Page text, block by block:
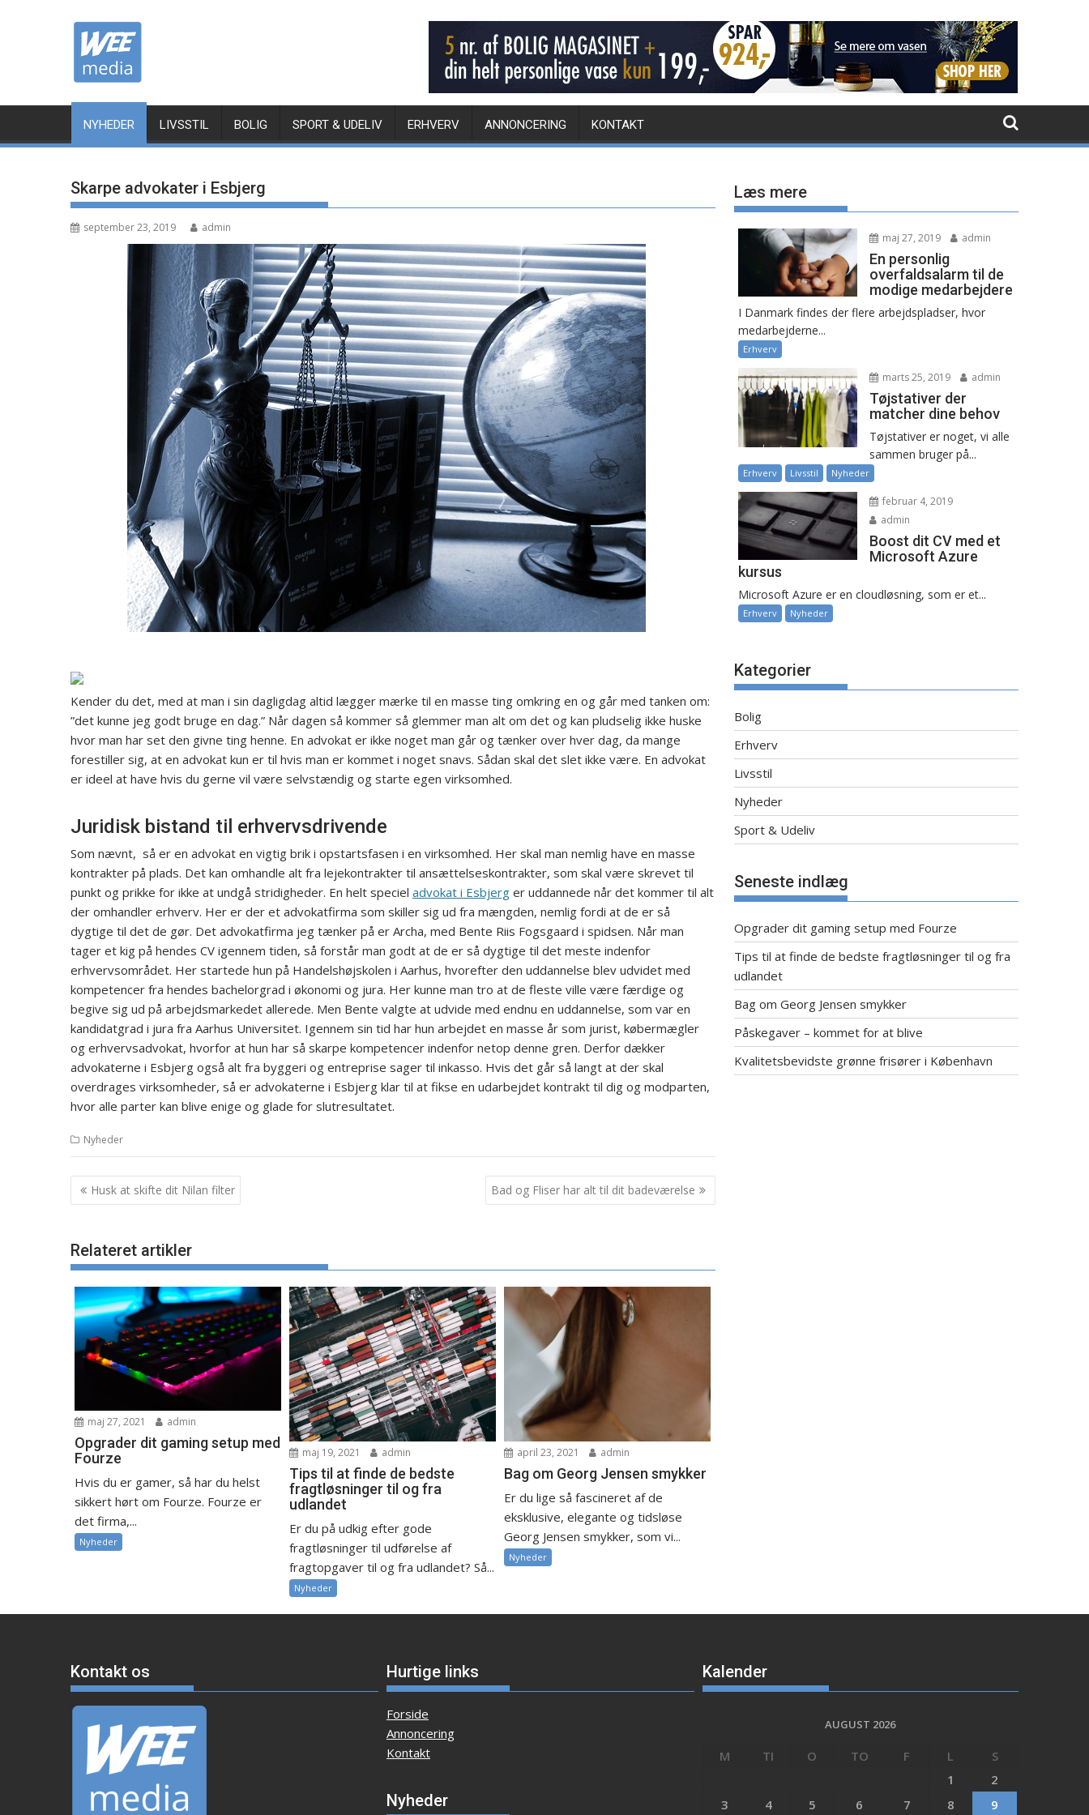
NYHEDER LIVSSTIL BOLIG SPORT & UDELIV ERHVERV ANNONCERING KONTAKT
Skarpe advokater i Esbjerg
september 23, 2019 admin
Kender du det, med at man i sin dagligdag altid lægger mærke til en masse ting omkring en og går med tanken om:
”det kunne jeg godt bruge en dag.” Når dagen så kommer så glemmer man alt om det og kan pludselig ikke huske
hvor man har set den givne ting henne. En advokat er ikke noget man går og tænker over hver dag, da mange
forestiller sig, at en advokat kun er til hvis man er kommet i noget snavs. Sådan skal det slet ikke være. En advokat
er ideel at have hvis du gerne vil være selvstændig og starte egen virksomhed.
Juridisk bistand til erhvervsdrivende
Som nævnt, så er en advokat en vigtig brik i opstartsfasen i en virksomhed. Her skal man nemlig have en masse
kontrakter på plads. Det kan omhandle alt fra lejekontrakter til ansættelseskontrakter, som skal være skrevet til
punkt og prikke for ikke at undgå stridigheder. En helt speciel advokat i Esbjerg er uddannede når det kommer til alt
der omhandler erhverv. Her er der et advokatfirma som skiller sig ud fra mængden, nemlig fordi at de er så
dygtige til det de gør. Det advokatfirma jeg tænker på er Archa, med Bente Riis Fogsgaard i spidsen. Når man
tager et kig på hendes CV igennem tiden, så forstår man godt at de er så dygtige til det meste indenfor
erhvervsområdet. Her startede hun på Handelshøjskolen i Aarhus, hvorefter den uddannelse blev udvidet med
kompetencer fra hendes bachelorgrad i økonomi og jura. Her kunne man tro at de fleste ville være færdige og
begive sig ud på arbejdsmarkedet allerede. Men Bente valgte at udvide med endnu en uddannelse, som var en
kandidatgrad i jura fra Aarhus Universitet. Igennem sin tid har hun arbejdet en masse år som jurist, købermægler
og erhvervsadvokat, hvorfor at hun har så skarpe kompetencer indenfor netop denne gren. Derfor dækker
advokaterne i Esbjerg også alt fra byggeri og entreprise sager til inkasso. Hvis det går så langt at der skal
overdrages virksomheder, så er advokaterne i Esbjerg klar til at fikse en udarbejdet kontrakt til dig og modparten,
hvor alle parter kan blive enige og glade for slutresultatet.
Nyheder
Indlægsnavigation
Husk at skifte dit Nilan filter Bad og Fliser har alt til dit badeværelse
Relateret artikler
maj 27, 2021 admin
Opgrader dit gaming setup med
Fourze
Hvis du er gamer, så har du helst
sikkert hørt om Fourze. Fourze er
det firma,...
Nyheder
maj 19, 2021 admin
Tips til at finde de bedste
fragtløsninger til og fra
udlandet
Er du på udkig efter gode
fragtløsninger til udførelse af
fragtopgaver til og fra udlandet? Så...
Nyheder
april 23, 2021 admin
Bag om Georg Jensen smykker
Er du lige så fascineret af de
eksklusive, elegante og tidsløse
Georg Jensen smykker, som vi...
Nyheder
Læs mere
maj 27, 2019 admin
En personlig
overfaldsalarm til de
modige medarbejdere
I Danmark findes der flere arbejdspladser, hvor
medarbejderne...
Erhverv
marts 25, 2019 admin
Tøjstativer der
matcher dine behov
Tøjstativer er noget, vi alle
sammen bruger på...
Erhverv Livsstil Nyheder
februar 4, 2019
admin
Boost dit CV med et
Microsoft Azure
kursus
Microsoft Azure er en cloudløsning, som er et...
Erhverv Nyheder
Kategorier
Bolig
Erhverv
Livsstil
Nyheder
Sport & Udeliv
Seneste indlæg
Opgrader dit gaming setup med Fourze
Tips til at finde de bedste fragtløsninger til og fra
udlandet
Bag om Georg Jensen smykker
Påskegaver – kommet for at blive
Kvalitetsbevidste grønne frisører i København
Kontakt os Hurtige links
Forside
Annoncering
Kontakt
Nyheder
Kalender
AUGUST 2026
M TI O TO F L
S
1
2
3
4 5 6 7 8 9